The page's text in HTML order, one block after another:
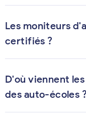
Les moniteurs
certifiés ?
D'où viennent
des auto-écoles ?